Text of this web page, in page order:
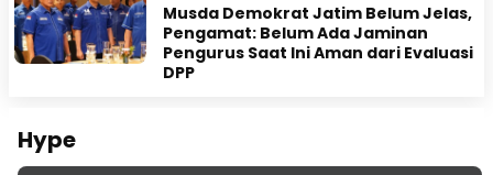
Musda Demokrat Jatim Belum Jelas,
Pengamat: Belum Ada Jaminan
Pengurus Saat Ini Aman dari Evaluasi
DPP
Hype